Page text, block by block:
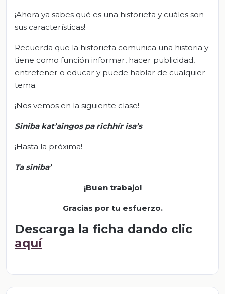
¡Ahora ya sabes qué es una historieta y cuáles son
sus características!
Recuerda que la historieta comunica una historia y
tiene como función informar, hacer publicidad,
entretener o educar y puede hablar de cualquier
tema.
¡Nos vemos en la siguiente clase!
Siniba kat’aingos pa richhír isa’s
¡Hasta la próxima!
Tasiniba’
¡Buen trabajo!
Gracias por tu esfuerzo.
Descarga la ficha dando clic
aquí